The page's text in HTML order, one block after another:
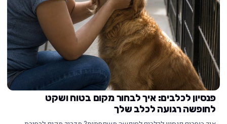
פנסיון לכלבים: איך לבחור מקום בטוח ושקט
לחופשה רגועה לכלב שלך